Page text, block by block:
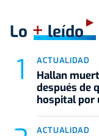
Lo +leído
ACTUALIDAD
Hallan
después de
hospital por
ACTUALIDAD